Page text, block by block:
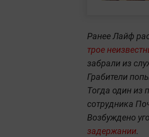
Ранее Лайф
трое
забрали из
Грабители
Тогда один из
сотрудника
Возбуждено
задержании.